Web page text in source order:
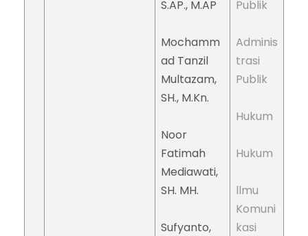
S.AP., M.AP
Mochamm
ad Tanzil
Multazam,
SH., M.Kn.
Noor
Fatimah
Mediawati,
SH. MH.
Sufyanto,
Publik
Adminis
trasi
Publik
Hukum
Hukum
llmu
Komuni
kasi